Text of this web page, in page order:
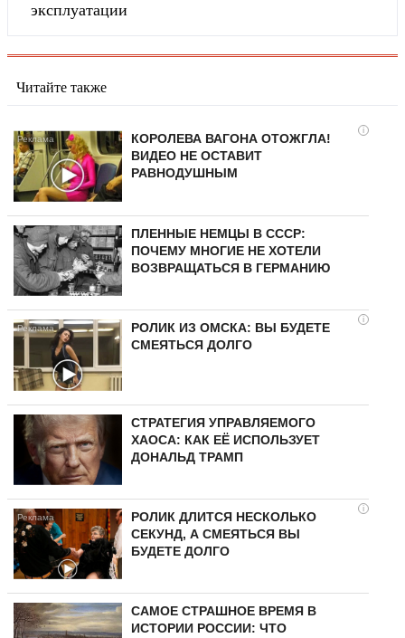
эксплуатации
Читайте также
i
КОРОЛЕВА ВАГОНА ОТОЖГЛА!
ВИДЕО НЕ ОСТАВИТ
РАВНОДУШНЫМ
ПЛЕННЫЕ НЕМЦЫ В СССР:
ПОЧЕМУ МНОГИЕ НЕ ХОТЕЛИ
ВОЗВРАЩАТЬСЯ В ГЕРМАНИЮ
i
РОЛИК ИЗ ОМСКА: ВЫ БУДЕТЕ
СМЕЯТЬСЯ ДОЛГО
СТРАТЕГИЯ УПРАВЛЯЕМОГО
ХАОСА: КАК ЕЁ ИСПОЛЬЗУЕТ
ДОНАЛЬД ТРАМП
i
РОЛИК ДЛИТСЯ НЕСКОЛЬКО
СЕКУНД, А СМЕЯТЬСЯ ВЫ
БУДЕТЕ ДОЛГО
САМОЕ СТРАШНОЕ ВРЕМЯ В
ИСТОРИИ РОССИИ: ЧТО